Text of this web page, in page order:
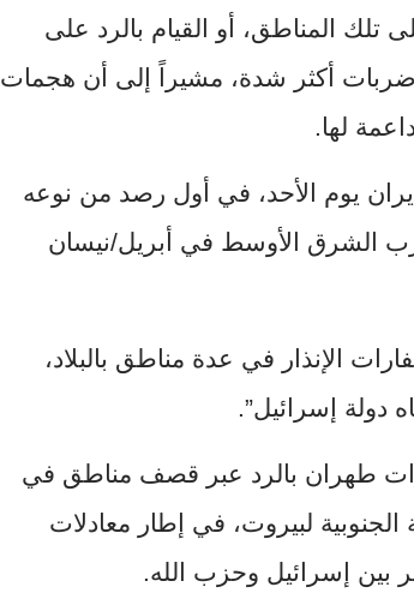
المناطق، أو القيام بالرد على
ضربات أكثر شدة، مشيراً إلى أن هجمات
لها.
يوم الأحد، في أول رصد من نوعه
الشرق الأوسط في أبريل/نيسان
الإنذار في عدة مناطق بالبلاد،
إسرائيل”.
طهران بالرد عبر قصف مناطق في
لبيروت، في إطار معادلات
بين إسرائيل وحزب الله.